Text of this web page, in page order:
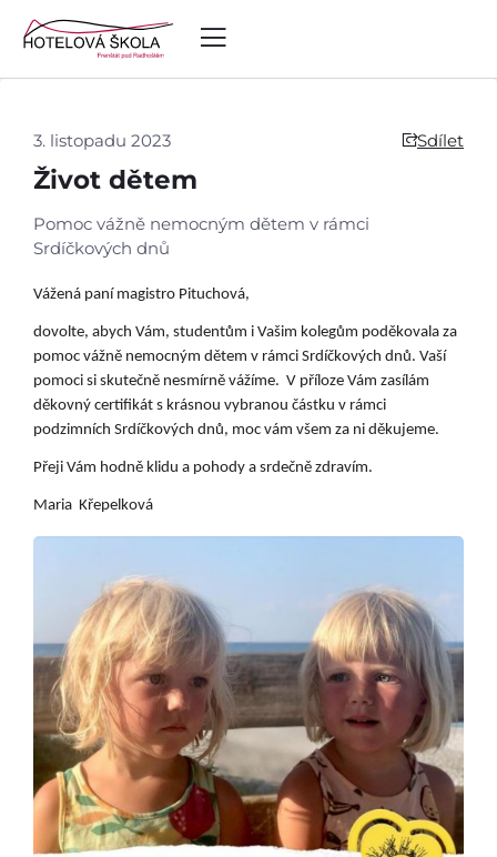
Aktuálně
Škola
Studium
Projekty
Foto
Video a audio
3. listopadu 2023 Sdílet
Život dětem
Pomoc vážně nemocným dětem v rámci
Srdíčkových dnů
Vážená paní magistro Pituchová,
dovolte, abych Vám, studentům i Vašim kolegům poděkovala za
pomoc vážně nemocným dětem v rámci Srdíčkových dnů. Vaší
pomoci si skutečně nesmírně vážíme. V příloze Vám zasílám
děkovný certifikát s krásnou vybranou částku v rámci
podzimních Srdíčkových dnů, moc vám všem za ni děkujeme.
Přeji Vám hodně klidu a pohody a srdečně zdravím.
Maria Křepelková